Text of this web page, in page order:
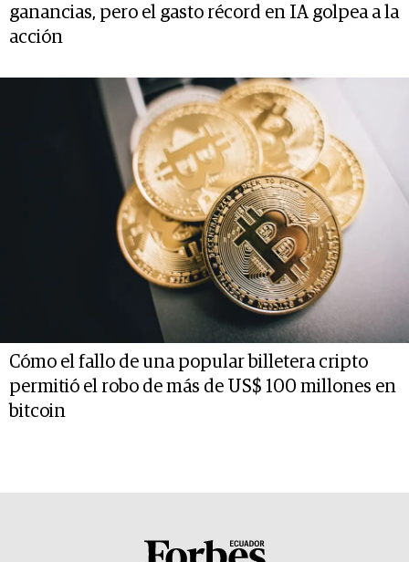
ganancias, pero el gasto récord en IA golpea a la
acción
Cómo el fallo de una popular billetera cripto
permitió el robo de más de US$ 100 millones en
bitcoin